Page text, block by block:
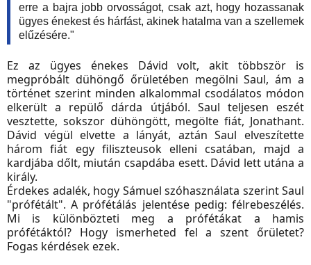
erre a bajra jobb orvosságot, csak azt, hogy hozassanak
ügyes énekest és hárfást, akinek hatalma van a szellemek
elűzésére."
Ez az ügyes énekes Dávid volt, akit többször is
megpróbált dühöngő őrületében megölni Saul, ám a
történet szerint minden alkalommal csodálatos módon
elkerült a repülő dárda útjából. Saul teljesen eszét
vesztette, sokszor dühöngött, megölte fiát, Jonathant.
Dávid végül elvette a lányát, aztán Saul elveszítette
három fiát egy filiszteusok elleni csatában, majd a
kardjába dőlt, miután csapdába esett. Dávid lett utána a
király.
Érdekes adalék, hogy Sámuel szóhasználata szerint Saul
"prófétált". A prófétálás jelentése pedig: félrebeszélés.
Mi is különbözteti meg a prófétákat a hamis
prófétáktól? Hogy ismerheted fel a szent őrületet?
Fogas kérdések ezek.